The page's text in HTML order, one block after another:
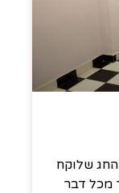
החג שלוקח
מכל דבר